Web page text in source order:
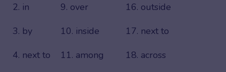
2. in
9. over
16. outside
3. by
10. inside
17. next to
4. next to
11. among
18. across